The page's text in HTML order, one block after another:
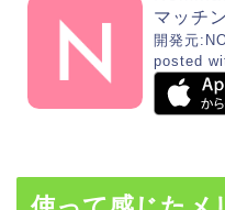
マッチ
開発元:
posted